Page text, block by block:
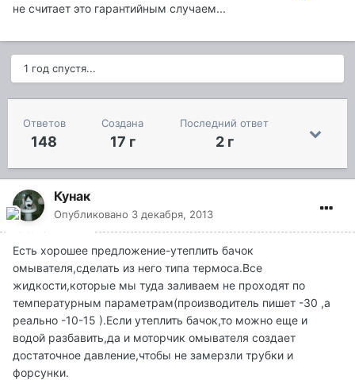
не считает это гарантийным случаем...
1 год спустя...
Ответов
148
Создана
17 г
Последний ответ
2 г
Кунак
Опубликовано 3 декабря, 2013
Есть хорошее предложение-утеплить бачок
омывателя,сделать из него типа термоса.Все
жидкости,которые мы туда заливаем не проходят по
температурным параметрам(производитель пишет -30 ,а
реально -10-15 ).Если утеплить бачок,то можно еще и
водой разбавить,да и моторчик омывателя создает
достаточное давление,чтобы не замерзли трубки и
форсунки.